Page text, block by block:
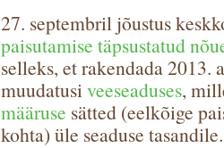
27. septembril jõustus
paisutamise täpsustatud
selleks, et rakendada 2013.
muudatusiveeseaduses,
määruse sätted (eelkõige
kohta) üle seaduse tasandile.